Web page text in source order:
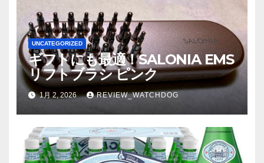
UNCATEGORIZED
ギフトにも最適！SALONIA EMS
リフトブラシ ピンク
1月 2, 2026 REVIEW_WATCHDOG